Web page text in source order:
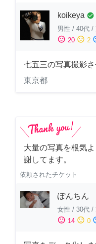
koikeya check_circle
男性 / 40代 /
sentiment_satisfied 20 sentiment_neutral 2
七五三の写真撮影さ
東京都
大量の写真を根気
謝してます。
依頼されたチケット
ぽんちん
女性 / 30代 /
sentiment_satisfied 14 sentiment_neutral 0